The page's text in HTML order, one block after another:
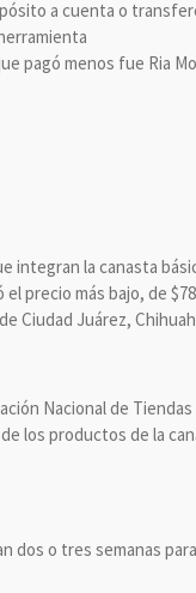
a cuenta o
pagó menos fue Ria
integran la canasta
precio más bajo, de
Ciudad Juárez,
Nacional de Tiendas
los productos de la
dos o tres semanas